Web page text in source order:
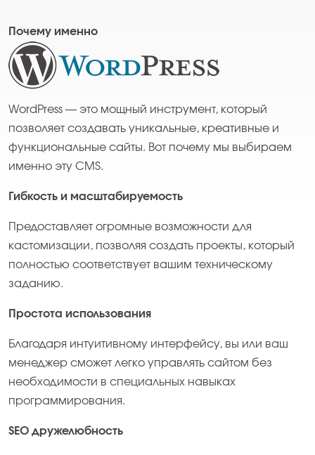
Почему именно
WordPress — это мощный инструмент, который
позволяет создавать уникальные, креативные и
функциональные сайты. Вот почему мы выбираем
именно эту CMS.
Гибкость и масштабируемость
Предоставляет огромные возможности для
кастомизации, позволяя создать проекты, который
полностью соответствует вашим техническому
заданию.
Простота использования
Благодаря интуитивному интерфейсу, вы или ваш
менеджер сможет легко управлять сайтом без
необходимости в специальных навыках
программирования.
SEO дружелюбность